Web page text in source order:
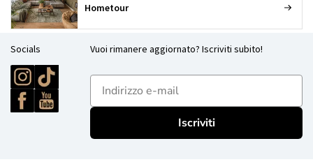
Hometour
Socials Vuoi rimanere aggiornato? Iscriviti subito!
E-mailadres
Iscriviti